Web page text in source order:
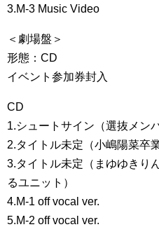
3.M-3 Music Video
＜劇場盤＞
形態：CD
イベント参加券封入
CD
1.シュートサイン（選抜メンバ
2.タイトル未定（小嶋陽菜卒
3.タイトル未定（まゆゆきり
るユニット）
4.M-1 off vocal ver.
5.M-2 off vocal ver.